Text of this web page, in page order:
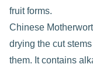
fruit forms.
Chinese
drying the cut
them. It contains